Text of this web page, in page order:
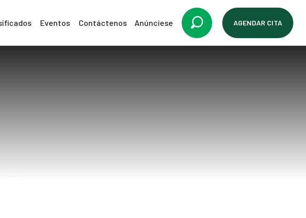
Eventos Contáctenos Anúnciese AGENDAR CITA